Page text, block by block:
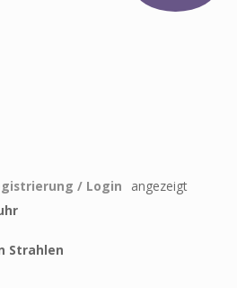
/ Login
angezeigt
Strahlen